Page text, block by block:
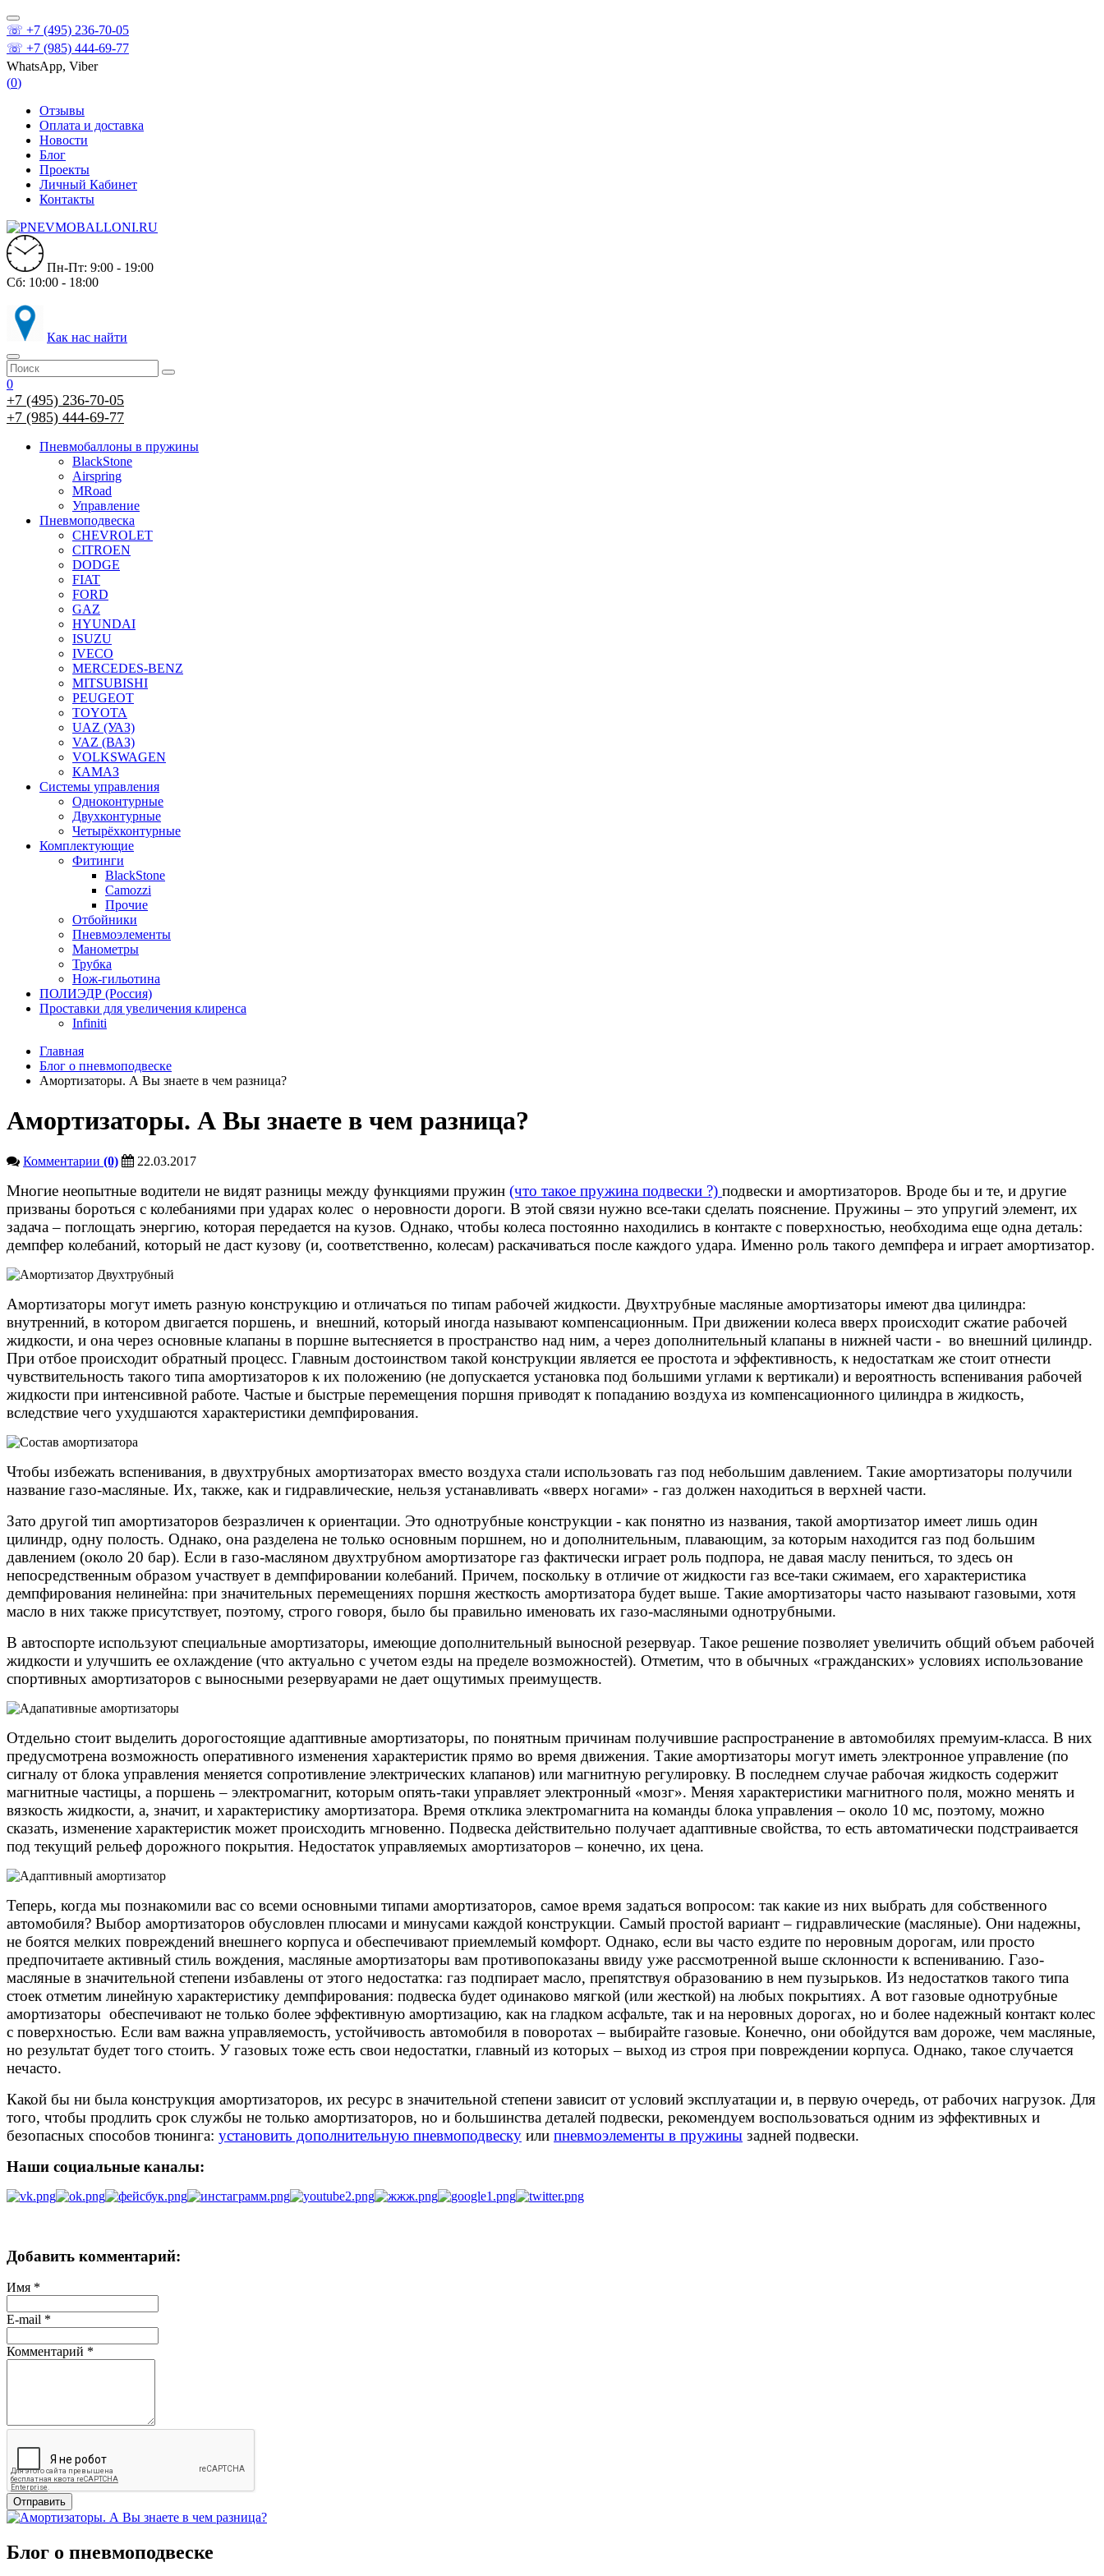
☏ +7 (495) 236-70-05
☏ +7 (985) 444-69-77
WhatsApp, Viber
(0)
Отзывы
Оплата и доставка
Новости
Блог
Проекты
Личный Кабинет
Контакты
Пн-Пт: 9:00 - 19:00
Сб: 10:00 - 18:00
Как нас найти
0
+7 (495) 236-70-05
+7 (985) 444-69-77
Пневмобаллоны в пружины
BlackStone
Airspring
MRoad
Управление
Пневмоподвеска
CHEVROLET
CITROEN
DODGE
FIAT
FORD
GAZ
HYUNDAI
ISUZU
IVECO
MERCEDES-BENZ
MITSUBISHI
PEUGEOT
TOYOTA
UAZ (УАЗ)
VAZ (ВАЗ)
VOLKSWAGEN
КАМАЗ
Системы управления
Одноконтурные
Двухконтурные
Четырёхконтурные
Комплектующие
Фитинги
BlackStone
Camozzi
Прочие
Отбойники
Пневмоэлементы
Манометры
Трубка
Нож-гильотина
ПОЛИЭДР (Россия)
Проставки для увеличения клиренса
Infiniti
Главная
Блог о пневмоподвеске
Амортизаторы. А Вы знаете в чем разница?
Амортизаторы. А Вы знаете в чем разница?
Комментарии (0) 22.03.2017
Многие неопытные водители не видят разницы между функциями пружин (что такое пружина подвески ?) подвески и амортизаторов. Вроде бы и те, и другие
призваны бороться с колебаниями при ударах колес о неровности дороги. В этой связи нужно все-таки сделать пояснение. Пружины – это упругий элемент, их
задача – поглощать энергию, которая передается на кузов. Однако, чтобы колеса постоянно находились в контакте с поверхностью, необходима еще одна деталь:
демпфер колебаний, который не даст кузову (и, соответственно, колесам) раскачиваться после каждого удара. Именно роль такого демпфера и играет амортизатор.
Амортизаторы могут иметь разную конструкцию и отличаться по типам рабочей жидкости. Двухтрубные масляные амортизаторы имеют два цилиндра:
внутренний, в котором двигается поршень, и внешний, который иногда называют компенсационным. При движении колеса вверх происходит сжатие рабочей
жидкости, и она через основные клапаны в поршне вытесняется в пространство над ним, а через дополнительный клапаны в нижней части - во внешний цилиндр.
При отбое происходит обратный процесс. Главным достоинством такой конструкции является ее простота и эффективность, к недостаткам же стоит отнести
чувствительность такого типа амортизаторов к их положению (не допускается установка под большими углами к вертикали) и вероятность вспенивания рабочей
жидкости при интенсивной работе. Частые и быстрые перемещения поршня приводят к попаданию воздуха из компенсационного цилиндра в жидкость,
вследствие чего ухудшаются характеристики демпфирования.
Чтобы избежать вспенивания, в двухтрубных амортизаторах вместо воздуха стали использовать газ под небольшим давлением. Такие амортизаторы получили
название газо-масляные. Их, также, как и гидравлические, нельзя устанавливать «вверх ногами» - газ должен находиться в верхней части.
Зато другой тип амортизаторов безразличен к ориентации. Это однотрубные конструкции - как понятно из названия, такой амортизатор имеет лишь один
цилиндр, одну полость. Однако, она разделена не только основным поршнем, но и дополнительным, плавающим, за которым находится газ под большим
давлением (около 20 бар). Если в газо-масляном двухтрубном амортизаторе газ фактически играет роль подпора, не давая маслу пениться, то здесь он
непосредственным образом участвует в демпфировании колебаний. Причем, поскольку в отличие от жидкости газ все-таки сжимаем, его характеристика
демпфирования нелинейна: при значительных перемещениях поршня жесткость амортизатора будет выше. Такие амортизаторы часто называют газовыми, хотя
масло в них также присутствует, поэтому, строго говоря, было бы правильно именовать их газо-масляными однотрубными.
В автоспорте используют специальные амортизаторы, имеющие дополнительный выносной резервуар. Такое решение позволяет увеличить общий объем рабочей
жидкости и улучшить ее охлаждение (что актуально с учетом езды на пределе возможностей). Отметим, что в обычных «гражданских» условиях использование
спортивных амортизаторов с выносными резервуарами не дает ощутимых преимуществ.
Отдельно стоит выделить дорогостоящие адаптивные амортизаторы, по понятным причинам получившие распространение в автомобилях премуим-класса. В них
предусмотрена возможность оперативного изменения характеристик прямо во время движения. Такие амортизаторы могут иметь электронное управление (по
сигналу от блока управления меняется сопротивление электрических клапанов) или магнитную регулировку. В последнем случае рабочая жидкость содержит
магнитные частицы, а поршень – электромагнит, которым опять-таки управляет электронный «мозг». Меняя характеристики магнитного поля, можно менять и
вязкость жидкости, а, значит, и характеристику амортизатора. Время отклика электромагнита на команды блока управления – около 10 мс, поэтому, можно
сказать, изменение характеристик может происходить мгновенно. Подвеска действительно получает адаптивные свойства, то есть автоматически подстраивается
под текущий рельеф дорожного покрытия. Недостаток управляемых амортизаторов – конечно, их цена.
Теперь, когда мы познакомили вас со всеми основными типами амортизаторов, самое время задаться вопросом: так какие из них выбрать для собственного
автомобиля? Выбор амортизаторов обусловлен плюсами и минусами каждой конструкции. Самый простой вариант – гидравлические (масляные). Они надежны,
не боятся мелких повреждений внешнего корпуса и обеспечивают приемлемый комфорт. Однако, если вы часто ездите по неровным дорогам, или просто
предпочитаете активный стиль вождения, масляные амортизаторы вам противопоказаны ввиду уже рассмотренной выше склонности к вспениванию. Газо-
масляные в значительной степени избавлены от этого недостатка: газ подпирает масло, препятствуя образованию в нем пузырьков. Из недостатков такого типа
стоек отметим линейную характеристику демпфирования: подвеска будет одинаково мягкой (или жесткой) на любых покрытиях. А вот газовые однотрубные
амортизаторы обеспечивают не только более эффективную амортизацию, как на гладком асфальте, так и на неровных дорогах, но и более надежный контакт колес
с поверхностью. Если вам важна управляемость, устойчивость автомобиля в поворотах – выбирайте газовые. Конечно, они обойдутся вам дороже, чем масляные,
но результат будет того стоить. У газовых тоже есть свои недостатки, главный из которых – выход из строя при повреждении корпуса. Однако, такое случается
нечасто.
Какой бы ни была конструкция амортизаторов, их ресурс в значительной степени зависит от условий эксплуатации и, в первую очередь, от рабочих нагрузок. Для
того, чтобы продлить срок службы не только амортизаторов, но и большинства деталей подвески, рекомендуем воспользоваться одним из эффективных и
безопасных способов тюнинга: установить дополнительную пневмоподвеску или пневмоэлементы в пружины задней подвески.
Наши социальные каналы:
Добавить комментарий:
Имя *
E-mail *
Комментарий *
Отправить
Блог о пневмоподвеске